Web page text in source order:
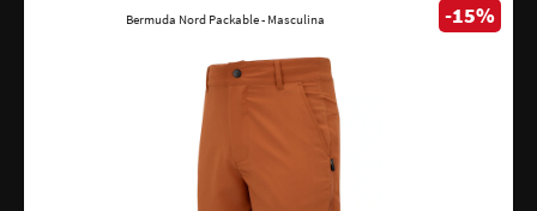
Bermuda Nord Packable - Masculina -15%